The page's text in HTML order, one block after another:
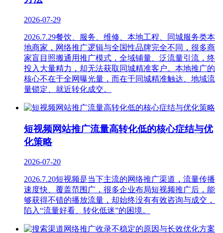
2026-07-29
2026.7.29餐饮、服务、维修、本地工程、同城服务类本
地商家，网络推广逻辑与全国性品牌完全不同，很多商
家盲目照搬通用推广模式，全域铺量、泛流量引流，终
投入大量精力，却无法获取同城精准客户。本地推广的
核心不在于全网曝光量，而在于同城精准触达、地域流
量锁定、就近转化成交。
短视频网站推广流量高转化低的核心症结与优
化策略
2026-07-20
2026.7.20短视频是当下主流的网络推广渠道，流量传播
速度快、覆盖范围广，很多企业布局短视频推广后，能
够获得不错的播放流量，却始终没有有效咨询与成交，
陷入“流量好看、转化低迷”的困境。